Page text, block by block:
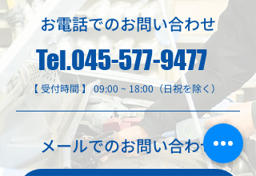
お電話でのお問い合わせ
Tel.045-577-9477
【 受付時間 】 09:00 ~ 18:00（日祝を除く）
メールでのお問い合わせ